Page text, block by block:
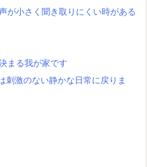
が小さく聞き取りにくい時がある
まる我が家です
激のない静かな日常に戻りま